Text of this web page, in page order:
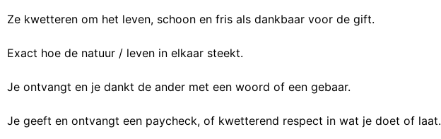
Ze kwetteren om het leven, schoon en fris als dankbaar voor de gift.
Exact hoe de natuur / leven in elkaar steekt.
Je ontvangt en je dankt de ander met een woord of een gebaar.
Je geeft en ontvangt een paycheck, of kwetterend respect in wat je doet of laat.